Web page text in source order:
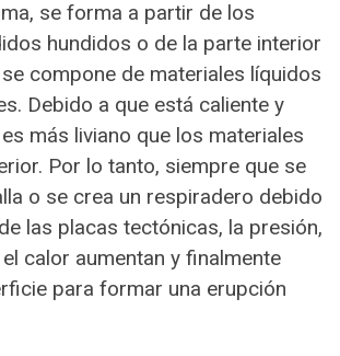
se forma a partir de los
hundidos o de la parte interior
compone de materiales líquidos
Debido a que está caliente y
más liviano que los materiales
Por lo tanto, siempre que se
o se crea un respiradero debido
las placas tectónicas, la presión,
calor aumentan y finalmente
para formar una erupción